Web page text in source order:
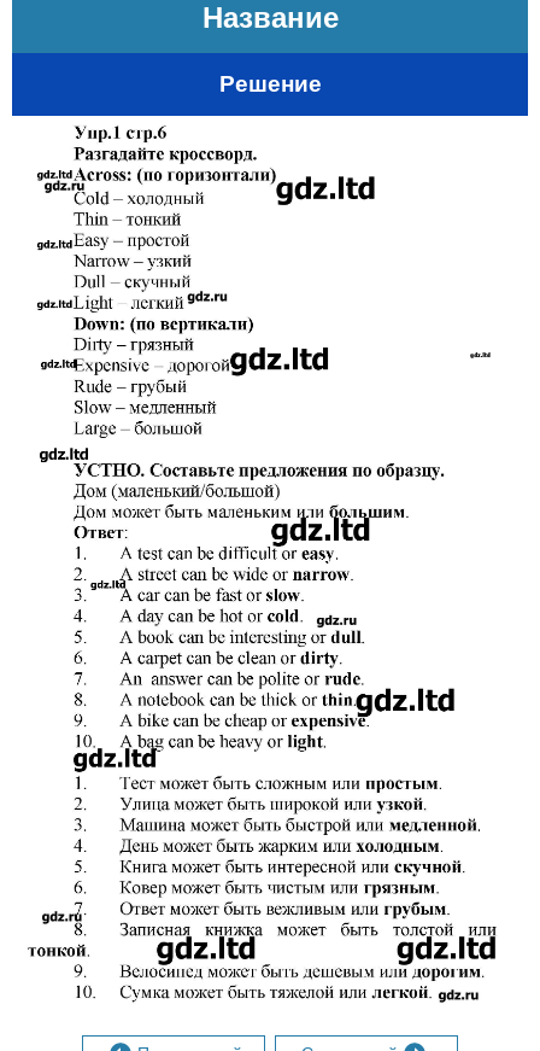
Название
Решение